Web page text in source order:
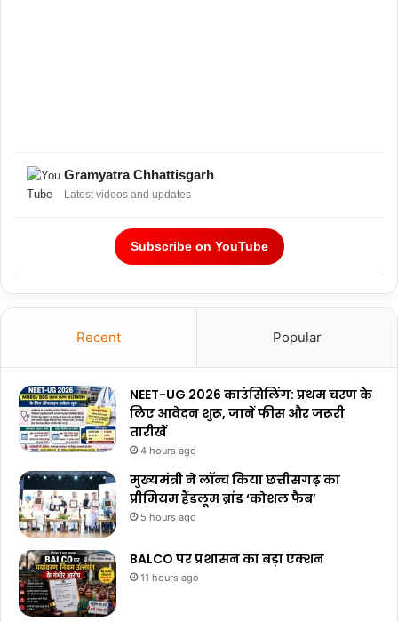
Gramyatra Chhattisgarh
Latest videos and updates
Subscribe on YouTube
Recent Popular
NEET-UG 2026 काउंसिलिंग: प्रथम चरण के
लिए आवेदन शुरू, जानें फीस और जरूरी
तारीखें
4 hours ago
मुख्यमंत्री ने लॉन्च किया छत्तीसगढ़ का
प्रीमियम हैंडलूम ब्रांड ‘कोशल फैब’
5 hours ago
BALCO पर प्रशासन का बड़ा एक्शन
11 hours ago